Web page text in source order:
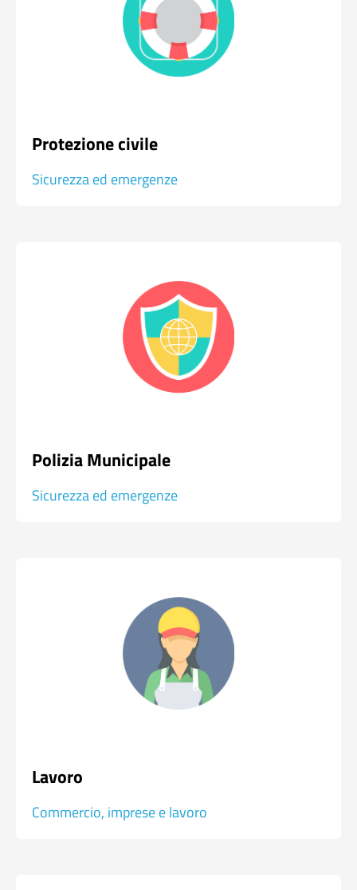
Protezione civile
Sicurezza ed emergenze
Polizia Municipale
Sicurezza ed emergenze
Lavoro
Commercio, imprese e lavoro